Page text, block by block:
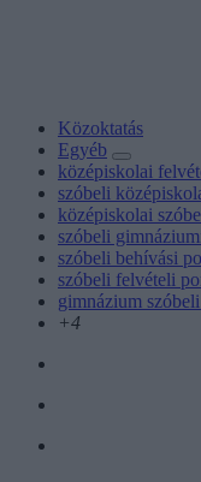
Közoktatás
Egyéb
középiskolai
szóbeli
középiskolai
szóbeli
szóbeli behívási
szóbeli felvételi
gimnázium
+4